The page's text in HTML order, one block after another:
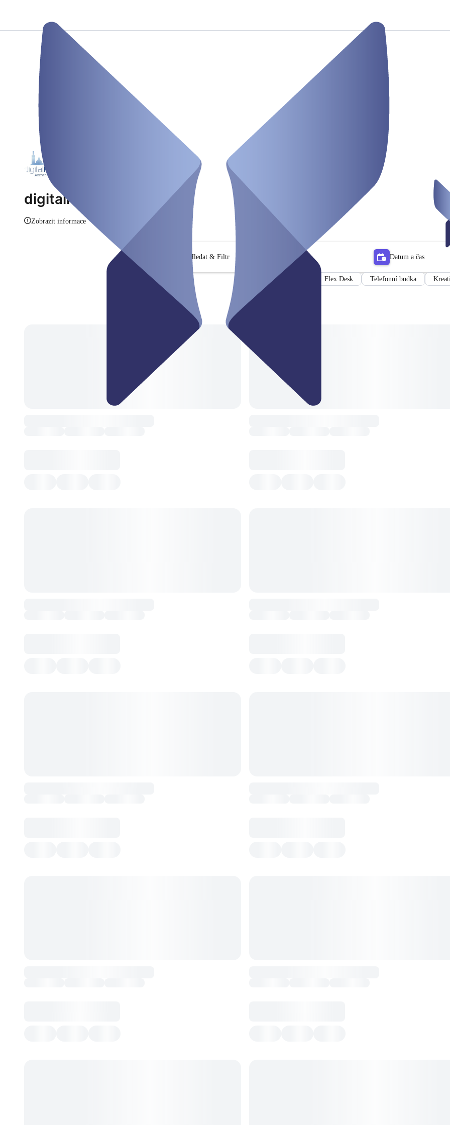
digitalHUB Aachen
Zobrazit informace
Hledat & Filtr Datum a čas
Zasedací místnost Flex Desk Telefonní budka